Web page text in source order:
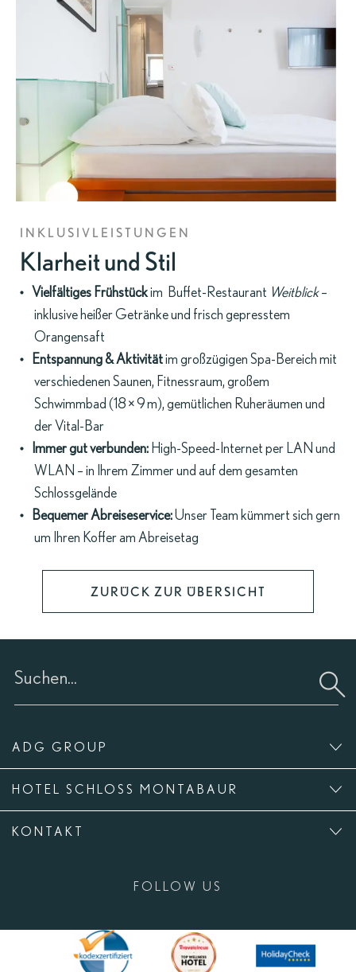
INKLUSIVLEISTUNGEN
Klarheit und Stil
Vielfältiges Frühstückim Buffet-Restaurant Weitblick–
inklusive heißer Getränke und frisch gepresstem
Orangensaft
Entspannung & Aktivitätim großzügigen Spa-Bereich mit
verschiedenen Saunen, Fitnessraum, großem
Schwimmbad (18 × 9 m), gemütlichen Ruheräumen und
der Vital-Bar
Immer gut verbunden: High-Speed-Internet per LAN und
WLAN – in Ihrem Zimmer und auf dem gesamten
Schlossgelände
Bequemer Abreiseservice:Unser Team kümmert sich gern
um Ihren Koffer am Abreisetag
ZURÜCK ZUR ÜBERSICHT
ADG GROUP
HOTEL SCHLOSS MONTABAUR
KONTAKT
FOLLOW US